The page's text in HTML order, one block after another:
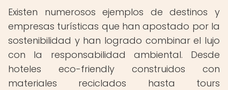
Existen numerosos ejemplos de destinos y
empresas turísticas que han apostado por la
sostenibilidad y han logrado combinar el lujo
con la responsabilidad ambiental. Desde
hoteles eco-friendly construidos con
materiales reciclados hasta tours